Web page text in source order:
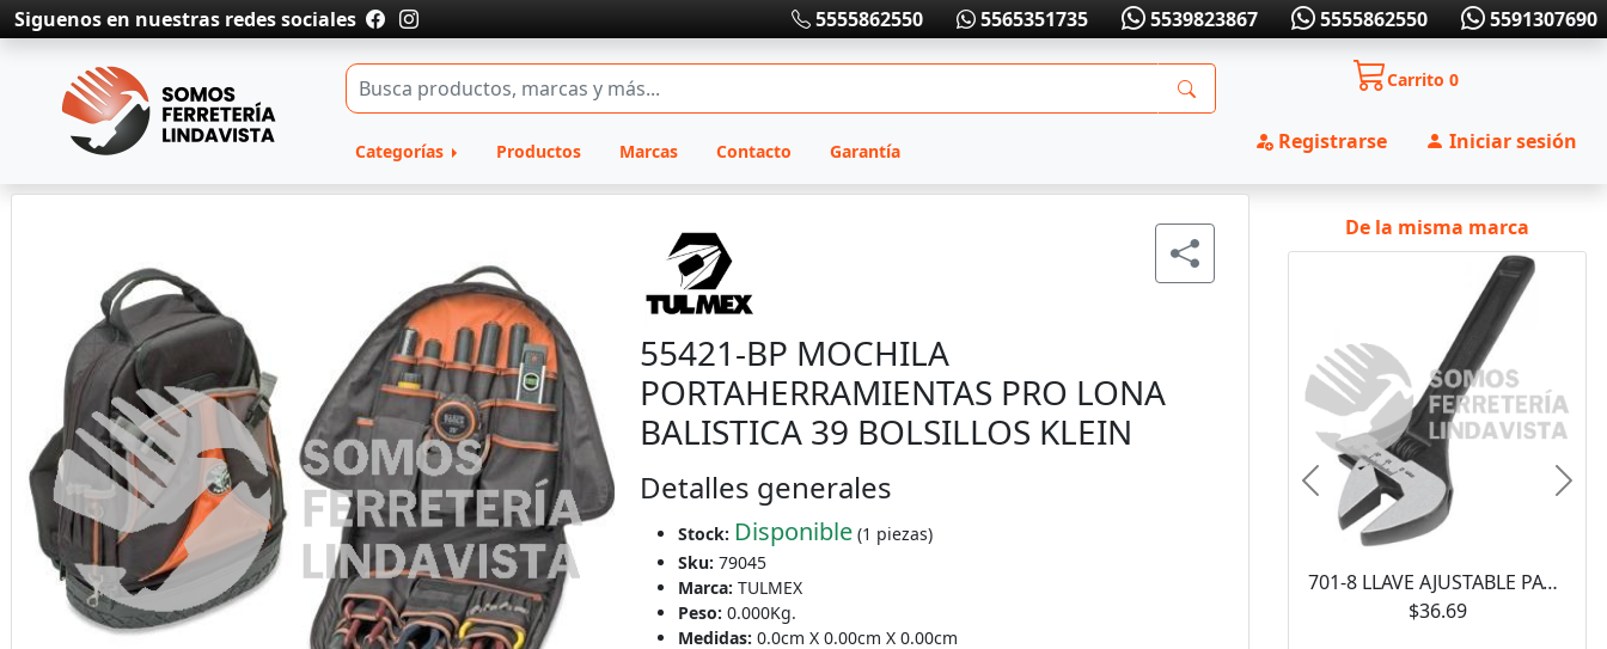
Siguenos en nuestras redes sociales 5555862550 5565351735 5539823867 5555862550 5591307690
Categorías Productos Marcas Contacto Garantía
Carrito0
Registrarse Iniciar sesión
55421-BP MOCHILA
PORTAHERRAMIENTAS PRO LONA
BALISTICA 39 BOLSILLOS KLEIN
Detalles generales
Stock: Disponible (1 piezas)
Sku: 79045
Marca: TULMEX
Peso: 0.000Kg.
Medidas: 0.0cm X 0.00cm X 0.00cm
De la misma marca
701-8 LLAVE AJUSTABLE PAVONADA PERICO DE 8" KLEIN TULMEX
$36.69
Anterior